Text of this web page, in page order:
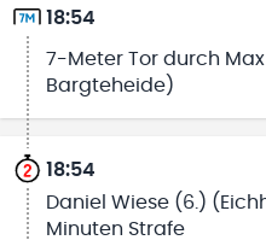
18:54
7-Meter Tor durch
Bargteheide)
18:54
Daniel Wiese (6.)
Minuten Strafe